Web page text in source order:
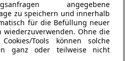
Ob privat oder
erwerben Sie nicht das
ein zeitbegrenztes
bleibt die
so genannte
möglich?/
angegebene
zu speichern und innerhalb
für die Befüllung neuer
wiederzuverwenden. Ohne die
Tools können solche
ganz oder teilweise nicht